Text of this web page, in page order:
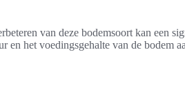
van deze bodemsoort kan een
en het voedingsgehalte van de bodem